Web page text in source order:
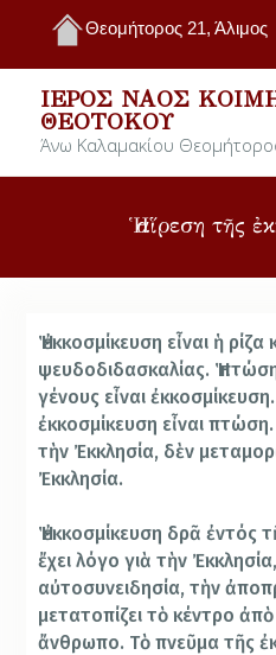
Θεομήτορος 21, Άλιμος
ΙΕΡΌΣ ΝΑΌΣ
ΘΕΟΤΌΚΟΥ
Άνω Καλαμακίου
Ἡ αἵρεση τῆς
Ἡ ἐκκοσμίκευση εἶναι ἡ
ψευδοδιδασκαλίας. Ἡ
γένους εἶναι
ἐκκοσμίκευση εἶναι
τὴν Ἐκκλησία, δὲν
Ἐκκλησία.
Ἡ ἐκκοσμίκευση δρᾶ ἐντός
ἔχει λόγο γιὰ τὴν
αὐτοσυνειδησία, τὴν
μετατοπίζει τὸ κέντρο
ἄνθρωπο. Τὸ πνεῦμα τῆς